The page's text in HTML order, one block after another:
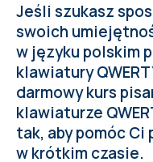
Jeśli szukasz
swoich
w języku polskim
klawiatury
darmowy kurs
klawiaturze
tak, aby pomóc
w krótkim czasie.